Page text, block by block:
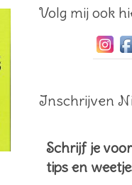
Volg mij ook
Inschrijven
Schrijf je
tips en